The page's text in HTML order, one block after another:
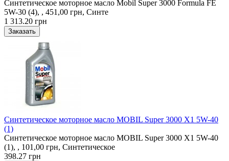
Синтетическое моторное масло Mobil Super 3000 Formula FE
5W-30 (4), , 451,00 грн, Синте
1 313.20 грн
Синтетическое моторное масло MOBIL Super 3000 X1 5W-40
(1)
Синтетическое моторное масло MOBIL Super 3000 X1 5W-40
(1), , 101,00 грн, Синтетическое
398.27 грн